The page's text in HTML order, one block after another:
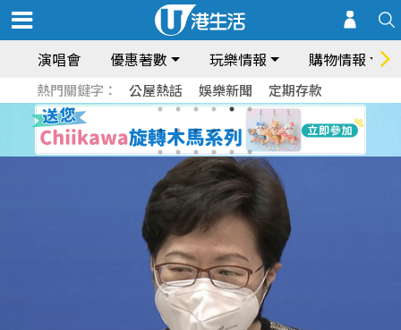
演唱會 優惠著數 玩樂情報 購物情報
熱門關鍵字： 公屋熱話 娛樂新聞 定期存款